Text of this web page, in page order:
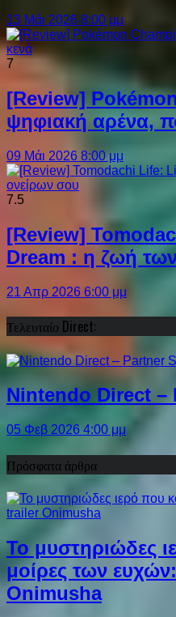
13 Μάι 2026 8:00 μμ
7
[Review]
ψηφιακή αρένα,
09 Μάι 2026 8:00 μμ
7.5
[Review]
Dream : η ζωή
21 Απρ 2026 6:00 μμ
Τελευταίο Direct:
Nintendo Direct –
05 Φεβ 2026 4:00 μμ
Πρόσφατα άρθρα
Το μυστηριώδες
μοίρες των
Onimusha